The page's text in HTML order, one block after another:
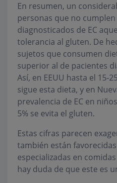
En resumen, un
personas que no
diagnosticados de EC
tolerancia al gluten. De
sujetos que consumen
superior al de pacientes
Así, en EEUU hasta el 15-
sigue esta dieta, y en
prevalencia de EC en
5% se evita el gluten.
Estas cifras parecen
también están
especializadas en
hay duda de que este es